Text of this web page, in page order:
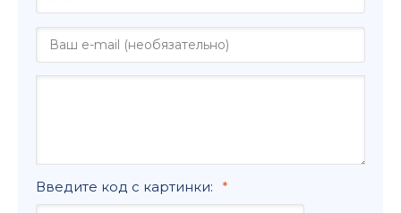
Введите код с картинки: